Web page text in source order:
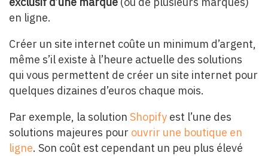
en ligne.
Créer un site internet coûte un minimum d’argent,
même s’il existe à l’heure actuelle des solutions
qui vous permettent de créer un site internet pour
quelques dizaines d’euros chaque mois.
Par exemple, la solution Shopify est l’une des
solutions majeures pour ouvrir une boutique en
ligne. Son coût est cependant un peu plus élevé